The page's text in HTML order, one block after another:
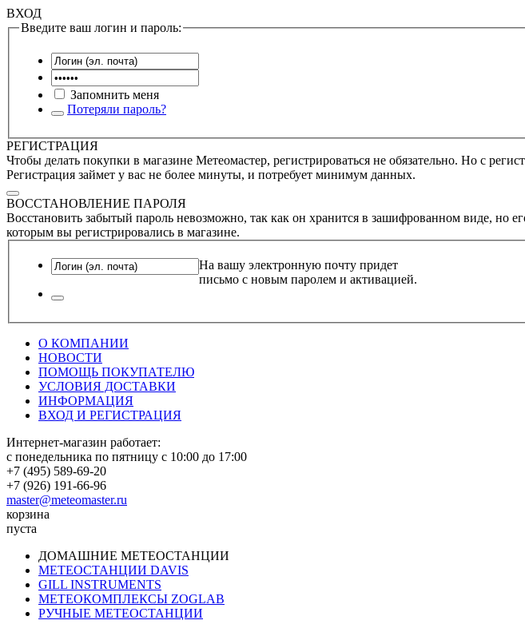
ВХОД
Введите ваш логин и пароль:
Запомнить меня
Потеряли пароль?
РЕГИСТРАЦИЯ
Чтобы делать покупки в магазине Метеомастер, регистрироваться не обязательно. Но с
Регистрация займет у вас не более минуты, и потребует минимум данных.
ВОССТАНОВЛЕНИЕ ПАРОЛЯ
Восстановить забытый пароль невозможно, так как он хранится в зашифрованном виде, но
которым вы регистрировались в магазине.
На вашу электронную почту придет
письмо с новым паролем и активацией.
О КОМПАНИИ
НОВОСТИ
ПОМОЩЬ ПОКУПАТЕЛЮ
УСЛОВИЯ ДОСТАВКИ
ИНФОРМАЦИЯ
ВХОД И РЕГИСТРАЦИЯ
Интернет-магазин работает:
с понедельника по пятницу с 10:00 до 17:00
+7 (495) 589-69-20
+7 (926) 191-66-96
master@meteomaster.ru
корзина
пуста
ДОМАШНИЕ МЕТЕОСТАНЦИИ
МЕТЕОСТАНЦИИ DAVIS
GILL INSTRUMENTS
МЕТЕОКОМПЛЕКСЫ ZOGLAB
РУЧНЫЕ МЕТЕОСТАНЦИИ